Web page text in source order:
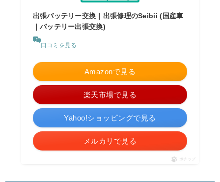
出張バッテリー交換｜出張修理のSeibii (国産車
｜バッテリー出張交換)
口コミを見る
Amazonで見る
楽天市場で見る
Yahoo!ショッピングで見る
メルカリで見る
ポチップ